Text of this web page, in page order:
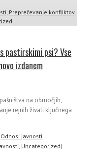
Preprečevanje konfliktov,
pastirskimi psi? Vse
izdanem
na območjih,
rejnih živali ključnega
Odnosi javnosti
Uncategorized|